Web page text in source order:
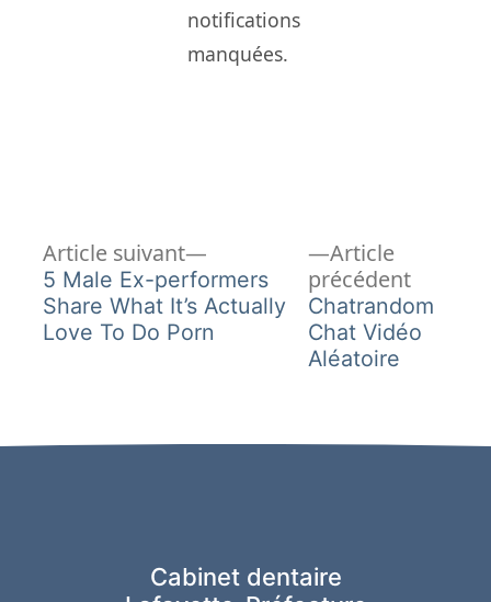
notifications
manquées.
Navigation
de
l’article
Article
précédentArticle
Chatrandom
Chat Vidéo
Aléatoire
Article suivant
Article
suivant :
5 Male Ex-performers
Share What It’s Actually
Love To Do Porn
Cabinet dentaire